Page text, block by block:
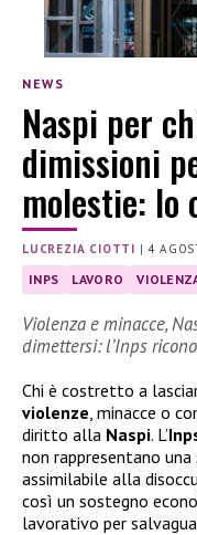
NEWS
Naspi per
dimissioni
molestie: lo
LUCREZIA CIOTTI |4
INPS LAVORO
Violenza e minacce,
dimettersi: l’Inps
Chi è costretto a
violenze , minacce o
diritto alla Naspi. L’
non rappresentano
assimilabile alla
così un sostegno
lavorativo per